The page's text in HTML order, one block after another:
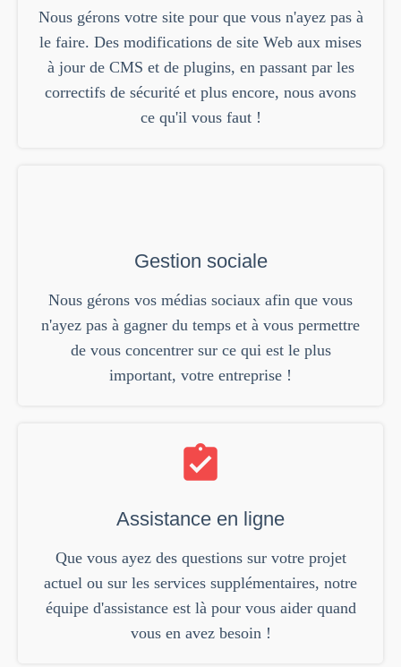
Nous gérons votre site pour que vous n'ayez pas à
le faire. Des modifications de site Web aux mises
à jour de CMS et de plugins, en passant par les
correctifs de sécurité et plus encore, nous avons
ce qu'il vous faut !
Gestion sociale
Nous gérons vos médias sociaux afin que vous
n'ayez pas à gagner du temps et à vous permettre
de vous concentrer sur ce qui est le plus
important, votre entreprise !
Assistance en ligne
Que vous ayez des questions sur votre projet
actuel ou sur les services supplémentaires, notre
équipe d'assistance est là pour vous aider quand
vous en avez besoin !